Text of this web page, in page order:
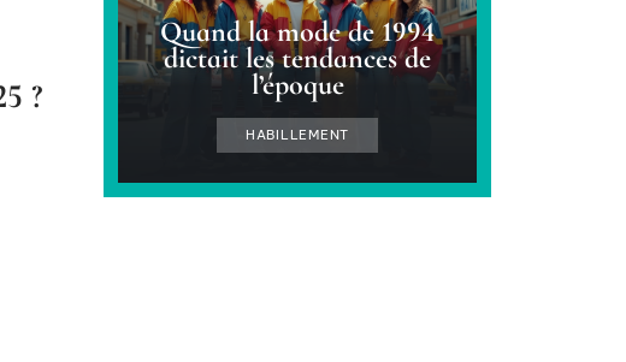
?
Quand la mode de 1994
dictait les tendances de
l’époque
HABILLEMENT